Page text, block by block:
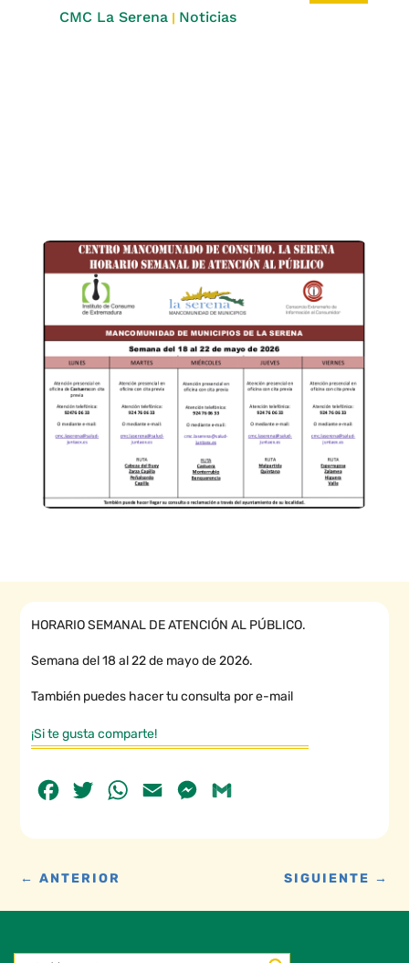
CMC La Serena| Noticias
HORARIO SEMANAL DE ATENCIÓN AL PÚBLICO.
Semana del 18 al 22 de mayo de 2026.
También puedes hacer tu consulta por e-mail
¡Si te gusta comparte!
Facebook
TwitterWhatsApp
Email Messenger
←ANTERIOR SIGUIENTE →